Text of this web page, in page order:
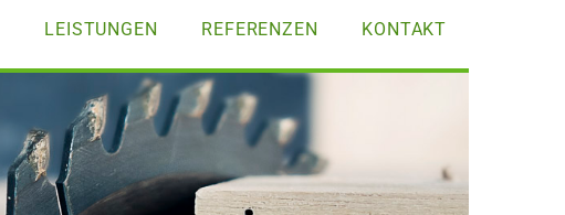
LEISTUNGEN REFERENZEN KONTAKT